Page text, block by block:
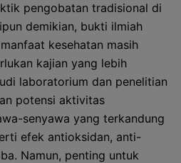
pengobatan tradisional di
demikian, bukti ilmiah
kesehatan masih
kajian yang lebih
laboratorium dan penelitian
potensi aktivitas
senyawa yang terkandung
efek antioksidan, anti-
Namun, penting untuk